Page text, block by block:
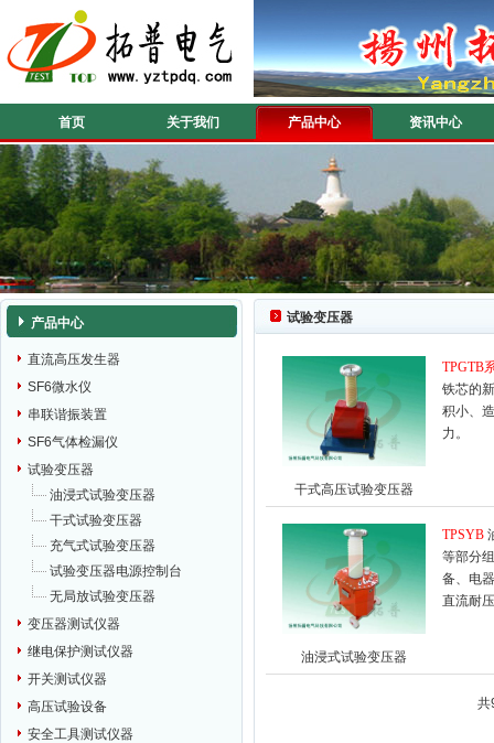
首页 关于我们 产品中心 资讯中心
产品中心
直流高压发生器
SF6微水仪
串联谐振装置
SF6气体检漏仪
试验变压器
油浸式试验变压器
干式试验变压器
充气式试验变压器
试验变压器电源控制台
无局放试验变压器
变压器测试仪器
继电保护测试仪器
开关测试仪器
高压试验设备
安全工具测试仪器
试验变压器
干式高压试验变压器
TPGTB
铁芯的
积小、
力。
油浸式试验变压器
TPSYB
等部分
备、电
直流耐